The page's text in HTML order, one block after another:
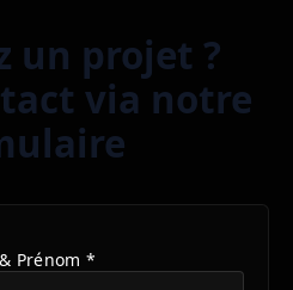
un projet ?
via notre
Prénom *